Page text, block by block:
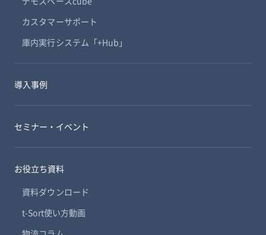
カスタマーサポート
庫内実行システム「+Hub」
導入事例
セミナー・イベント
お役立ち資料
資料ダウンロード
t-Sort使い方動画